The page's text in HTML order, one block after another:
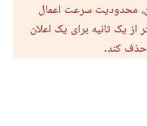
محدودیت سرعت اعمال
یک ثانیه برای یک اعلان
حذف کند.